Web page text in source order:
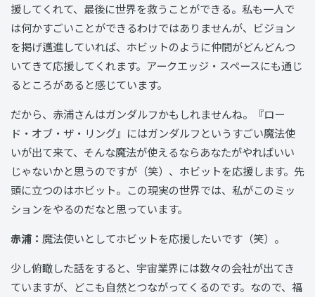
援してくれて、最後に世界を救うことができる。私も一人で
は何かすごいことができるわけではありませんが、ビジョン
を掲げ邁進していれば、ホビットのように仲間がどんどんつ
いてきて応援してくれます。アークエッジ・スペースにも通じ
るところがあると感じています。
だから、赤浦さんはガンダルフかもしれませんね。『ロー
ド・オブ・ザ・リング』にはガンダルフというすごい魔法使
いが出て来て、そんな魔法が使えるならあなたがやればいい
じゃないかと思うのですが（笑）、ホビットを応援します。先
頭に立つのはホビット。この現実の世界では、私がこのミッ
ションをやるのだなと思っています。
赤浦： 魔法使いとしてホビットを応援したいです（笑）。
少し俯瞰した話をすると、宇宙業界には数々の会社が出てき
ていますが、どこも自然とつながってくるのです。なので、福